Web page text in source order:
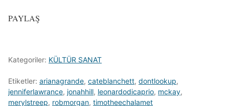
PAYLAŞ
Kategoriler: KÜLTÜR SANAT
Etiketler: arianagrande, cateblanchett, dontlookup,
jenniferlawrance, jonahhill, leonardodicaprio, mckay,
merylstreep, robmorgan, timotheechalamet